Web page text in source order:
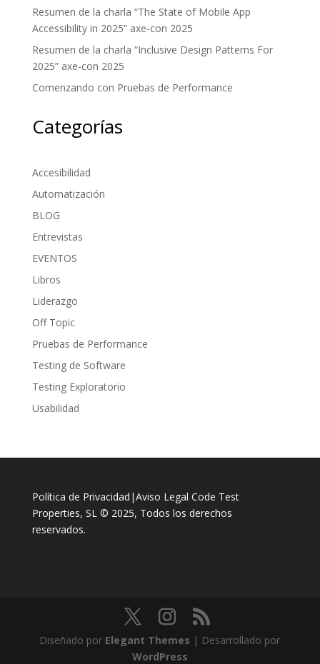
Resumen de la charla “The State of Mobile App
Accessibility in 2025” axe-con 2025
Resumen de la charla “Inclusive Design Patterns For
2025” axe-con 2025
Comenzando con Pruebas de Performance
Categorías
Accesibilidad
Automatización
BLOG
Entrevistas
EVENTOS
Libros
Liderazgo
Off Topic
Pruebas de Performance
Testing de Software
Testing Exploratorio
Usabilidad
Política de Privacidad |Aviso Legal Code Test
Properties, SL © 2025, Todos los derechos
reservados.
Diseñado por Elegant Themes | Desarrollado por
WordPress